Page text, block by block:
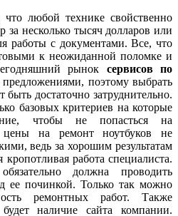
что любой технике свойственно
за несколько тысяч долларов или
работы с документами. Все, что
к неожиданной поломке и
рынок сервисов по
поэтому выбрать
достаточно затруднительно.
базовых критериев на которые
чтобы не попасться на
цены на ремонт ноутбуков не
ведь за хорошим результатам
работа специалиста.
должна проводить
ее починкой. Только так можно
ремонтных работ. Также
наличие сайта компании.